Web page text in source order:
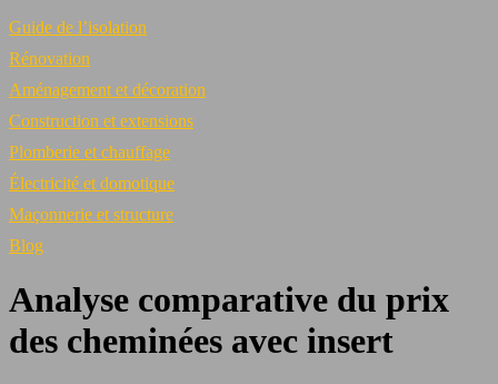
Guide de l’isolation
Rénovation
Aménagement et décoration
Construction et extensions
Plomberie et chauffage
Électricité et domotique
Maçonnerie et structure
Blog
Analyse comparative du prix
des cheminées avec insert